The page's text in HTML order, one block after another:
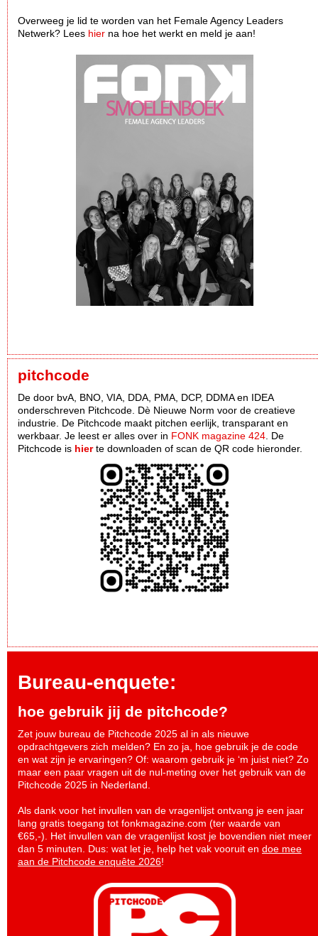
Overweeg je lid te worden van het Female Agency Leaders
Netwerk? Lees hier na hoe het werkt en meld je aan!
pitchcode
De door bvA, BNO, VIA, DDA, PMA, DCP, DDMA en IDEA
onderschreven Pitchcode. Dè Nieuwe Norm voor de creatieve
industrie. De Pitchcode maakt pitchen eerlijk, transparant en
werkbaar. Je leest er alles over in FONK magazine 424 . De
Pitchcode is hierte downloaden of scan de QR code hieronder.
Bureau-enquete:
hoe gebruik jij de pitchcode?
Zet jouw bureau de Pitchcode 2025 al in als nieuwe
opdrachtgevers zich melden? En zo ja, hoe gebruik je de code
en wat zijn je ervaringen? Of: waarom gebruik je ‘m juist niet? Zo
maar een paar vragen uit de nul-meting over het gebruik van de
Pitchcode 2025 in Nederland.
Als dank voor het invullen van de vragenlijst ontvang je een jaar
lang gratis toegang tot fonkmagazine.com (ter waarde van
€65,-). Het invullen van de vragenlijst kost je bovendien niet meer
dan 5 minuten. Dus: wat let je, help het vak vooruit en doe mee
aan de Pitchcode enquête 2026!